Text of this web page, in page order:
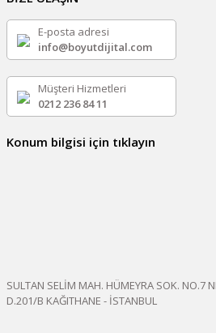
E-posta adresi
info@boyutdijital.com
Müşteri Hizmetleri
0212 236 84 11
Konum bilgisi için tıklayın
SULTAN SELİM MAH. HÜMEYRA SOK. NO.7
D.201/B KAĞITHANE - İSTANBUL